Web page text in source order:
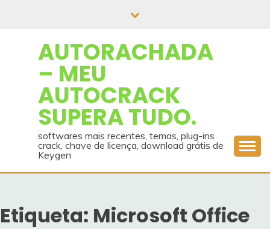
AUTORACHADA
– MEU
AUTOCRACK
SUPERA TUDO.
softwares mais recentes, temas, plug-ins
crack, chave de licença, download grátis de
Keygen
Etiqueta: Microsoft Office